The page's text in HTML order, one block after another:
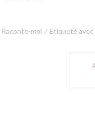
Raconte-moi Étiqueté avec